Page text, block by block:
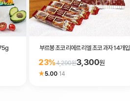
부르봉 초코 리에르 리엘 초코 과자 14개입
23%4,290원3,300원
★5.00·14